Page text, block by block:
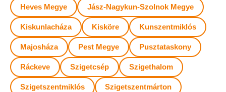
Heves Megye Jász-Nagykun-Szolnok Megye
Kiskunlacháza Kisköre Kunszentmiklós
Majosháza Pest Megye Pusztataskony
Ráckeve Szigetcsép Szigethalom
Szigetszentmiklós Szigetszentmárton